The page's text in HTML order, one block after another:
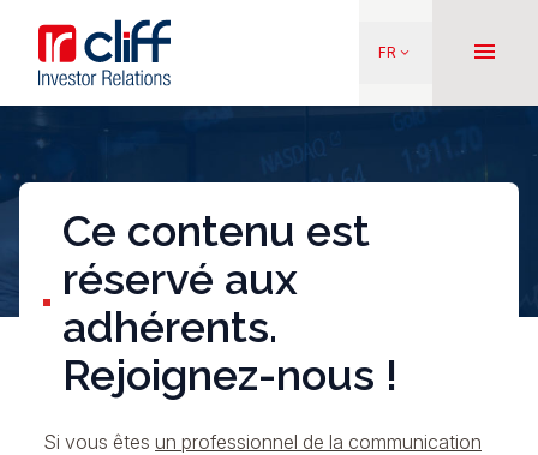
contenu
principal
Aller directement au contenu
FR keyboard_arrow_down menu
Ce contenu est
réservé aux
adhérents.
Rejoignez-nous !
Si vous êtes un professionnel de la communication